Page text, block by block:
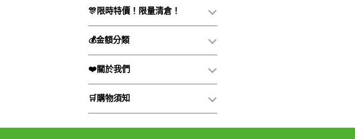
🎊限時特價！限量清倉！
💰金額分類
❤️關於我們
🛒購物須知